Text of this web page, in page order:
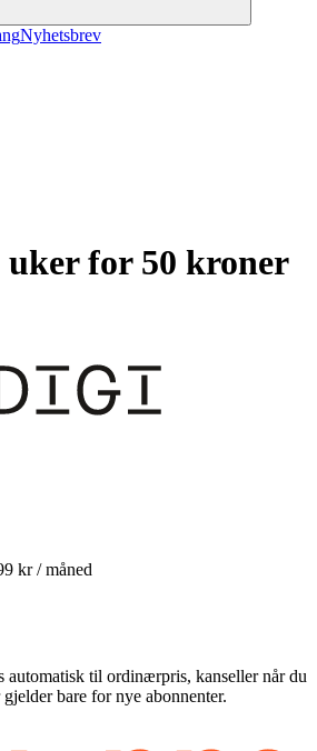
Nyhetsbrev
uker for 50 kroner
kr / måned
automatisk til ordinærpris, kanseller når du
bare for nye abonnenter.